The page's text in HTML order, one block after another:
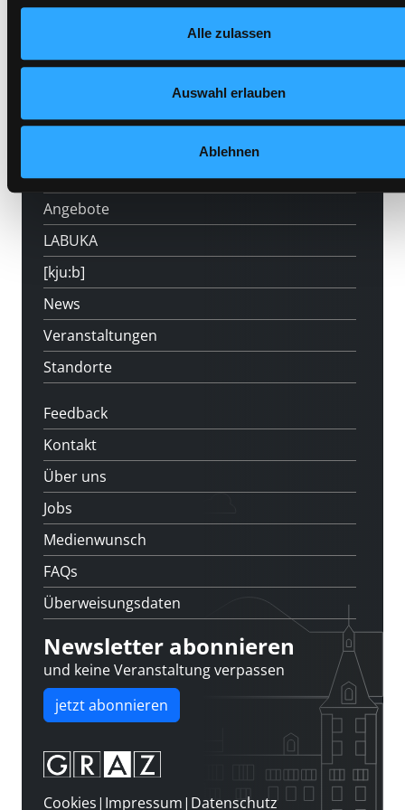
Datenschutzerklärung
Alle zulassen
Auswahl erlauben
Ablehnen
Hotline (Mo-Fr 9 bis 17 Uhr): 0316 872-
Mitgliedschaft
Angebote
LABUKA
[kju:b]
News
Veranstaltungen
Standorte
Feedback
Kontakt
Über uns
Jobs
Medienwunsch
FAQs
Überweisungsdaten
Newsletter abonnieren
und keine Veranstaltung verpassen
jetzt abonnieren
Cookies| Impressum| Datenschutz